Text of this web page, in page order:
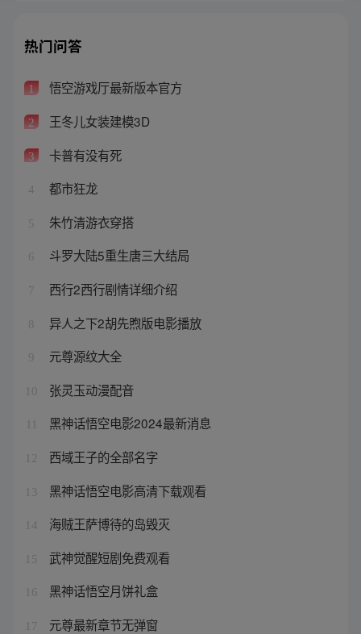
热门问答
1 悟空游戏厅最新版本官方
2 王冬儿女装建模3D
3 卡普有没有死
4 都市狂龙
5 朱竹清游衣穿搭
6 斗罗大陆5重生唐三大结局
7 西行2西行剧情详细介绍
8 异人之下2胡先煦版电影播放
9 元尊源纹大全
10 张灵玉动漫配音
黑神话悟空电影2024最新消息
12 西域王子的全部名字
13 黑神话悟空电影高清下载观看
14 海贼王萨博待的岛毁灭
15 武神觉醒短剧免费观看
16 黑神话悟空月饼礼盒
17 元尊最新章节无弹窗